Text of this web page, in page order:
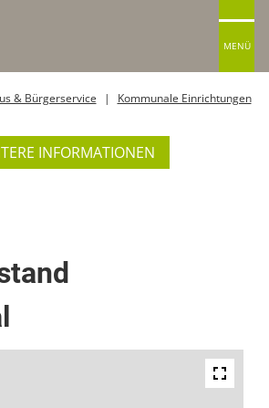
MENÜ
& Bürgerservice Kommunale Einrichtungen
INFORMATIONEN